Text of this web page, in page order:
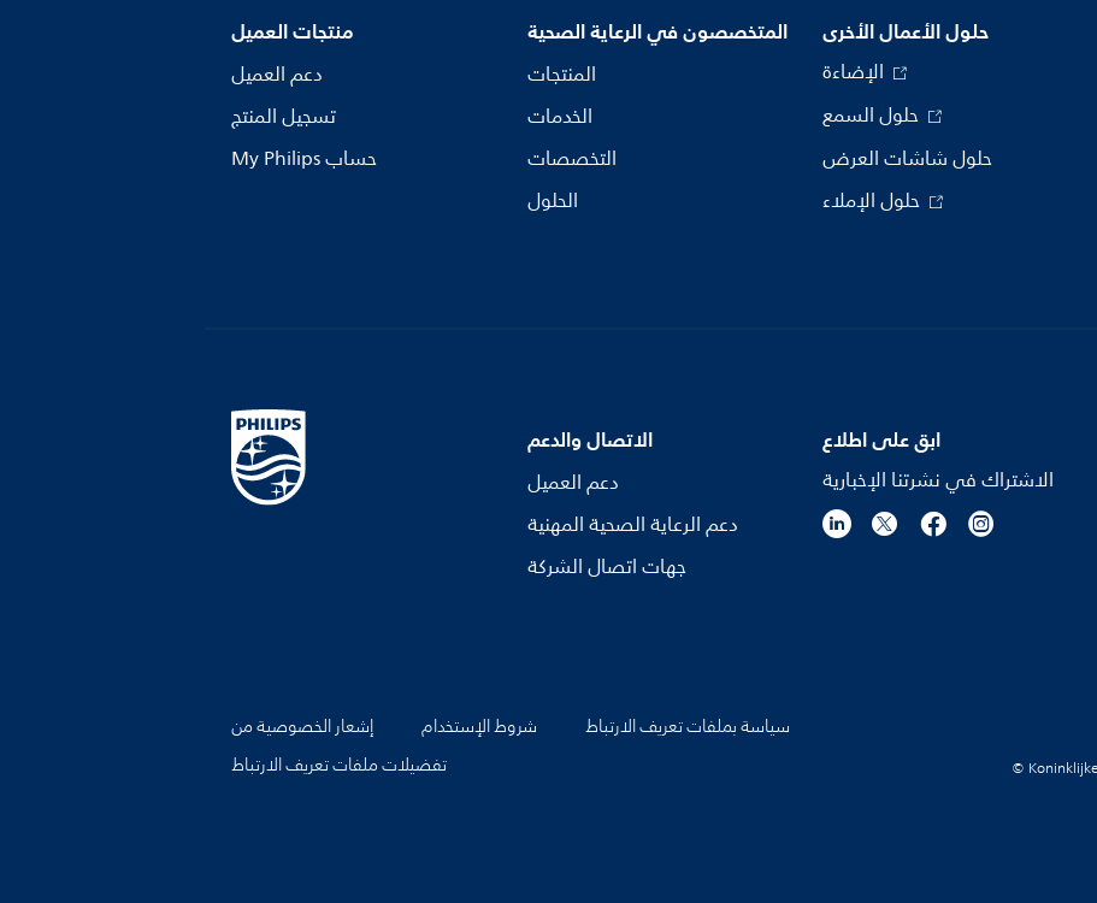
منتجات العميل
دعم العميل
تسجيل المنتج
My Philips حساب
المتخصصون في الرعاية الصحية
المنتجات
الخدمات
التخصصات
الحلول
حلول الأعمال الأخرى
حلول شاشات العرض
الاتصال والدعم
دعم العميل
دعم الرعاية الصحية المهنية
جهات اتصال الشركة
ابق على اطلاع
الاشتراك في نشرتنا الإخبارية
إشعار الخصوصية من شروط الإستخدام
سياسة بملفات تعريف الارتباط
تفضيلات ملفات تعريف الارتباط